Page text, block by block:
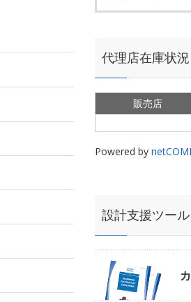
代理店在庫状況
販売店
Powered by
設計支援ツー